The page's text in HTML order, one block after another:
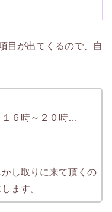
目が出てくるので、自
１６時～２０時…
し取りに来て頂くの
ます。